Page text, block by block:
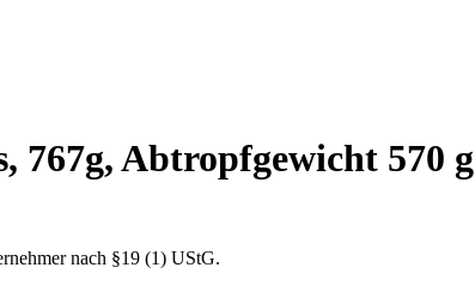
767g, Abtropfgewicht 570 g
nach §19 (1) UStG.